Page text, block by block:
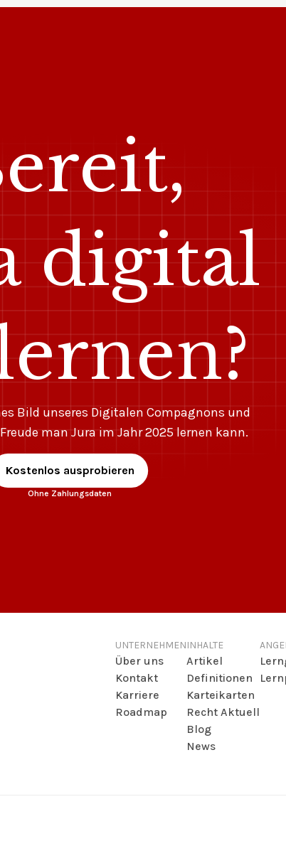
digital
Bild unseres Digitalen Compagnons und
man Jura im Jahr 2025 lernen kann.
Kostenlos ausprobieren
Ohne Zahlungsdaten
UNTERNEHMEN
Über uns
Kontakt
Karriere
Roadmap
INHALTE
Artikel
Definitionen
Karteikarten
Recht Aktuell
Blog
News